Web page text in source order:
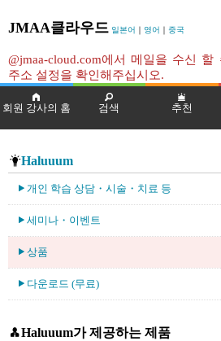
JMAA클라우드 일본어 ｜ 영어 ｜ 중국
@jmaa-cloud.com에서 메일을 수신
주소 설정을 확인해주십시오.
회원 강사의 홈 검색 추천
Haluuum
개인 학습 상담・시술・치료 등
세미나・이벤트
상품
다운로드 (무료)
Haluuum가 제공하는 제품